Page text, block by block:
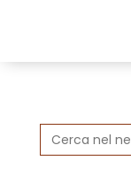
Search
for: